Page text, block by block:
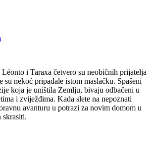
i Taraxa četvero su neobičnih prijatelja
su nekoć pripadale istom maslačku. Spašeni
koja je uništila Zemlju, bivaju odbačeni u
i zviježđima. Kada slete na nepoznati
avanturu u potrazi za novim domom u
skrasiti.